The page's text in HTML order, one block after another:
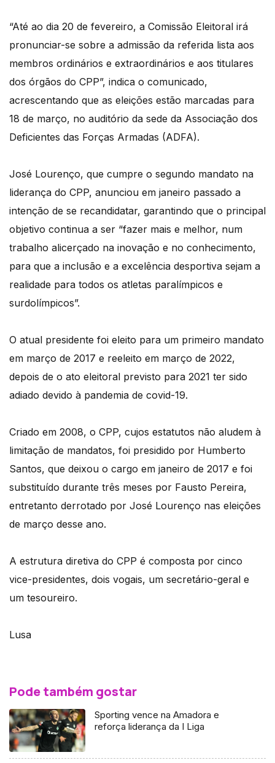
“Até ao dia 20 de fevereiro, a Comissão Eleitoral irá
pronunciar-se sobre a admissão da referida lista aos
membros ordinários e extraordinários e aos titulares
dos órgãos do CPP”, indica o comunicado,
acrescentando que as eleições estão marcadas para
18 de março, no auditório da sede da Associação dos
Deficientes das Forças Armadas (ADFA).
José Lourenço, que cumpre o segundo mandato na
liderança do CPP, anunciou em janeiro passado a
intenção de se recandidatar, garantindo que o principal
objetivo continua a ser “fazer mais e melhor, num
trabalho alicerçado na inovação e no conhecimento,
para que a inclusão e a excelência desportiva sejam a
realidade para todos os atletas paralímpicos e
surdolímpicos”.
O atual presidente foi eleito para um primeiro mandato
em março de 2017 e reeleito em março de 2022,
depois de o ato eleitoral previsto para 2021 ter sido
adiado devido à pandemia de covid-19.
Criado em 2008, o CPP, cujos estatutos não aludem à
limitação de mandatos, foi presidido por Humberto
Santos, que deixou o cargo em janeiro de 2017 e foi
substituído durante três meses por Fausto Pereira,
entretanto derrotado por José Lourenço nas eleições
de março desse ano.
A estrutura diretiva do CPP é composta por cinco
vice-presidentes, dois vogais, um secretário-geral e
um tesoureiro.
Lusa
Pode também gostar
Sporting vence na Amadora e
reforça liderança da I Liga